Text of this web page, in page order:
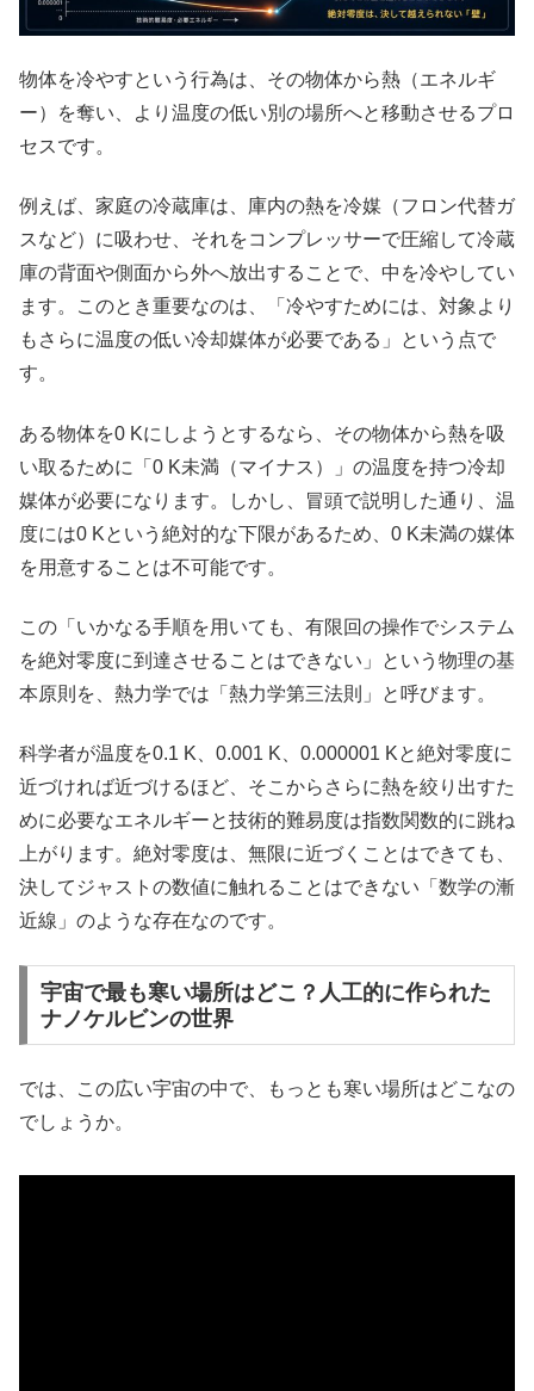
物体を冷やすという行為は、その物体から熱（エネルギ
ー）を奪い、より温度の低い別の場所へと移動させるプロ
セスです。
例えば、家庭の冷蔵庫は、庫内の熱を冷媒（フロン代替ガ
スなど）に吸わせ、それをコンプレッサーで圧縮して冷蔵
庫の背面や側面から外へ放出することで、中を冷やしてい
ます。このとき重要なのは、「冷やすためには、対象より
もさらに温度の低い冷却媒体が必要である」という点で
す。
ある物体を0 Kにしようとするなら、その物体から熱を吸
い取るために「0 K未満（マイナス）」の温度を持つ冷却
媒体が必要になります。しかし、冒頭で説明した通り、温
度には0 Kという絶対的な下限があるため、0 K未満の媒体
を用意することは不可能です。
この「いかなる手順を用いても、有限回の操作でシステム
を絶対零度に到達させることはできない」という物理の基
本原則を、熱力学では「熱力学第三法則」と呼びます。
科学者が温度を0.1 K、0.001 K、0.000001 Kと絶対零度に
近づければ近づけるほど、そこからさらに熱を絞り出すた
めに必要なエネルギーと技術的難易度は指数関数的に跳ね
上がります。絶対零度は、無限に近づくことはできても、
決してジャストの数値に触れることはできない「数学の漸
近線」のような存在なのです。
宇宙で最も寒い場所はどこ？人工的に作られた
ナノケルビンの世界
では、この広い宇宙の中で、もっとも寒い場所はどこなの
でしょうか。